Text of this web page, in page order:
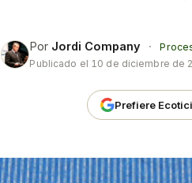
Por Jordi Company ·
Publicado el 10 de diciembre de
Prefiere